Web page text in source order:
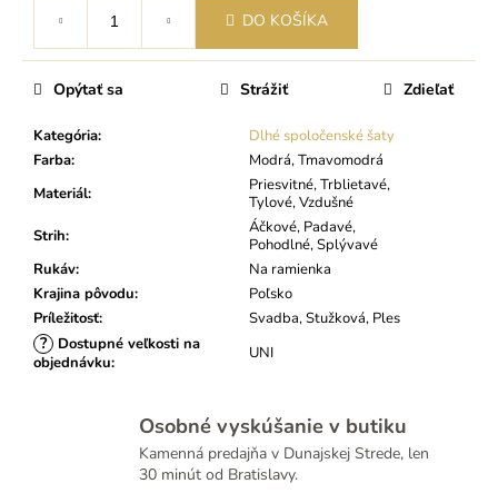
cena:
DO KOŠÍKA
Kategória:
Dlhé spoločenské šaty
Farba:
Modrá, Tmavomodrá
Materiál:
Priesvitné, Trblietavé,
Tylové, Vzdušné
Strih:
Áčkové, Padavé,
Pohodlné, Splývavé
Rukáv:
Na ramienka
Krajina pôvodu:
Poľsko
Príležitosť: Svadba, Stužková, Ples
?
Dostupné veľkosti na
objednávku: UNI
Opýtať sa Strážiť Zdieľať
Osobné vyskúšanie v butiku
Kamenná predajňa v Dunajskej Strede, len
30 minút od Bratislavy.